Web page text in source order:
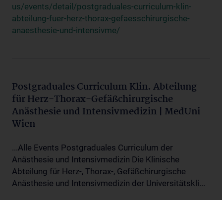
us/events/detail/postgraduales-curriculum-klin-
abteilung-fuer-herz-thorax-gefaesschirurgische-
anaesthesie-und-intensivme/
Postgraduales Curriculum Klin. Abteilung
für Herz-Thorax-Gefäßchirurgische
Anästhesie und Intensivmedizin | MedUni
Wien
...Alle Events Postgraduales Curriculum der
Anästhesie und Intensivmedizin Die Klinische
Abteilung für Herz-, Thorax-, Gefäßchirurgische
Anästhesie und Intensivmedizin der Universitätskli...